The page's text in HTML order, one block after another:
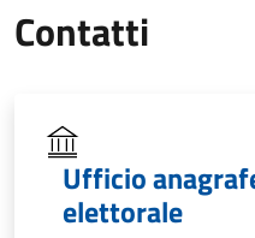
Contatti
Ufficio
elettorale